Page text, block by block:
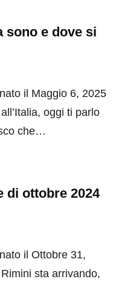
sono e dove si
il Maggio 6, 2025
oggi ti parlo
che…
di ottobre 2024
il Ottobre 31,
sta arrivando,